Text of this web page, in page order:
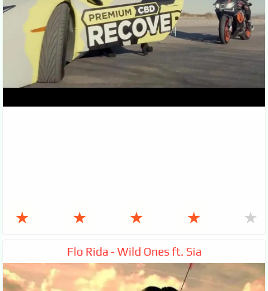
★ ★ ★ ★ ★
Flo Rida - Wild Ones ft. Sia